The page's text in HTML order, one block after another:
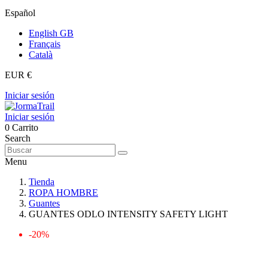
Español
English GB
Français
Català
EUR €
Iniciar sesión
Iniciar sesión
0 Carrito
Search
Menu
Tienda
ROPA HOMBRE
Guantes
GUANTES ODLO INTENSITY SAFETY LIGHT
-20%